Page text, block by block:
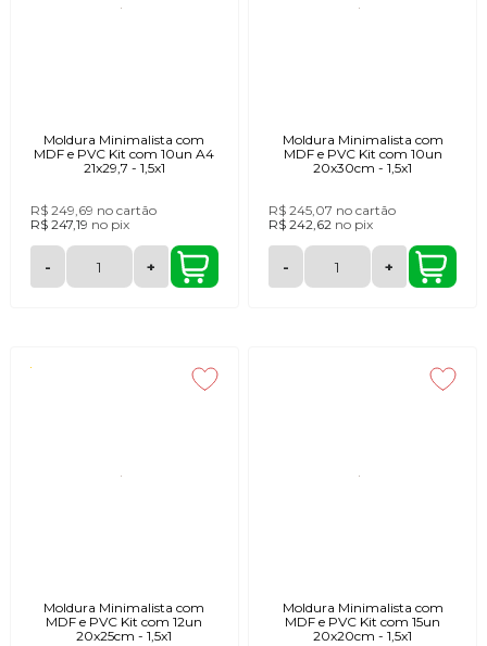
Moldura Minimalista com
MDF e PVC Kit com 10un A4
21x29,7 - 1,5x1
R$ 249,69 no cartão
R$ 247,19 no pix
- +
Moldura Minimalista com
MDF e PVC Kit com 10un
20x30cm - 1,5x1
R$ 245,07 no cartão
R$ 242,62 no pix
- +
Moldura Minimalista com
MDF e PVC Kit com 12un
20x25cm - 1,5x1
Moldura Minimalista com
MDF e PVC Kit com 15un
20x20cm - 1,5x1